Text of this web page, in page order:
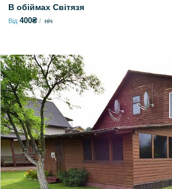
В обіймах Світязя
Від 400₴ ніч